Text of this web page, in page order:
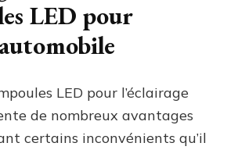
LED pour
LED pour l’éclairage
de nombreux avantages
certains inconvénients qu’il